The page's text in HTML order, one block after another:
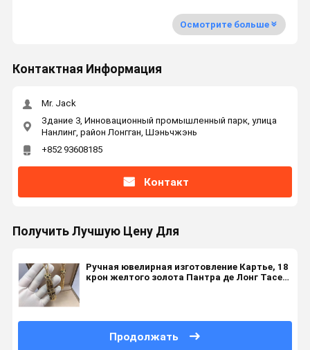
Осмотрите больше
Контактная Информация
Mr. Jack
Здание 3, Инновационный промышленный парк, улица
Нанлинг, район Лонгган, Шэньчжэнь
+852 93608185
Контакт
Получить Лучшую Цену Для
Ручная ювелирная изготовление Картье, 18
крон желтого золота Пантра де Лонг Тасел
Продолжать